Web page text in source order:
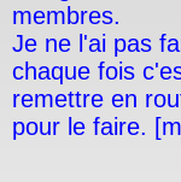
membres.
Je ne l'ai pas
chaque fois
remettre en
pour le faire.